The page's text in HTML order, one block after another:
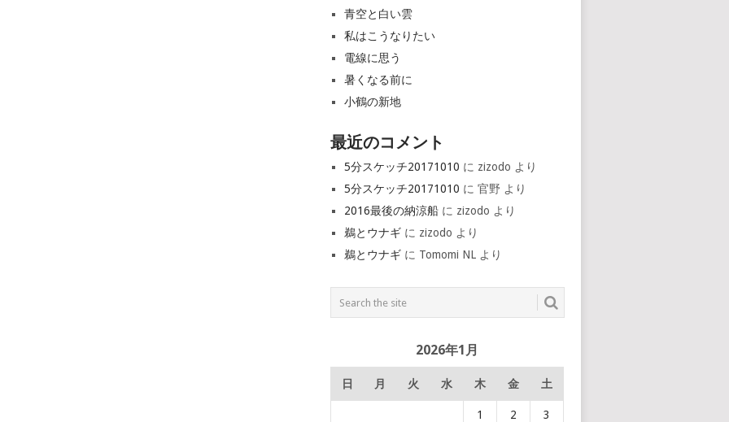
青空と白い雲
私はこうなりたい
電線に思う
暑くなる前に
小鶴の新地
最近のコメント
5分スケッチ20171010 に zizodo より
5分スケッチ20171010 に官野 より
2016最後の納涼船 に zizodo より
鵜とウナギ に zizodo より
鵜とウナギ に Tomomi NL より
2026年1月
日 月 火 水 木 金 土
1 2 3